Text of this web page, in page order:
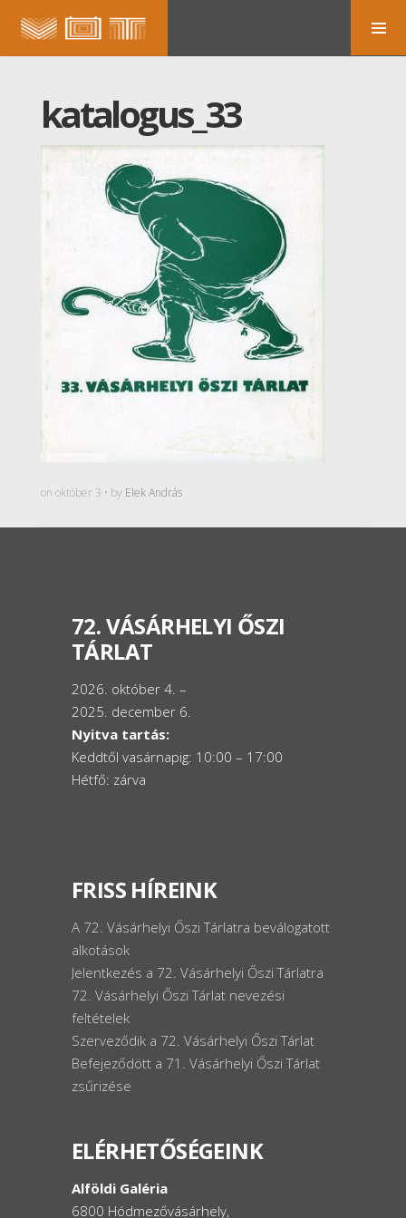
katalogus_33
on október 3 • by Elek András
72. VÁSÁRHELYI ŐSZI
TÁRLAT
2026. október 4. –
2025. december 6.
Nyitva tartás:
Keddtől vasárnapig: 10:00 – 17:00
Hétfő: zárva
FRISS HÍREINK
A 72. Vásárhelyi Őszi Tárlatra beválogatott
alkotások
Jelentkezés a 72. Vásárhelyi Őszi Tárlatra
72. Vásárhelyi Őszi Tárlat nevezési
feltételek
Szerveződik a 72. Vásárhelyi Őszi Tárlat
Befejeződött a 71. Vásárhelyi Őszi Tárlat
zsűrizése
ELÉRHETŐSÉGEINK
Alföldi Galéria
6800 Hódmezővásárhely,